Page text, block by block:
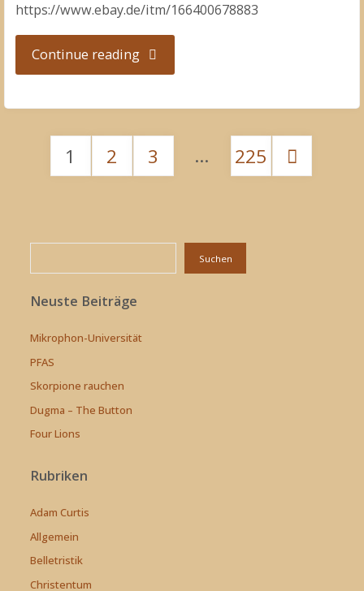
https://www.ebay.de/itm/166400678883
Continue reading"Merkel-
Seitennummerierung
der
Beiträge
1 2 3 … 225
Suchen
Neuste Beiträge
Mikrophon-Universität
PFAS
Skorpione rauchen
Dugma – The Button
Four Lions
Rubriken
Adam Curtis
Allgemein
Belletristik
Christentum